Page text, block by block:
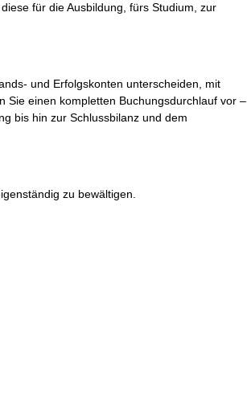
für die Ausbildung, fürs Studium, zur
und Erfolgskonten unterscheiden, mit
Sie einen kompletten Buchungsdurchlauf vor –
bis hin zur Schlussbilanz und dem
zu bewältigen.